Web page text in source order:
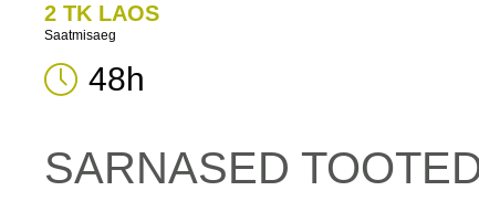
2 TK LAOS
Saatmisaeg
48h
SARNASED